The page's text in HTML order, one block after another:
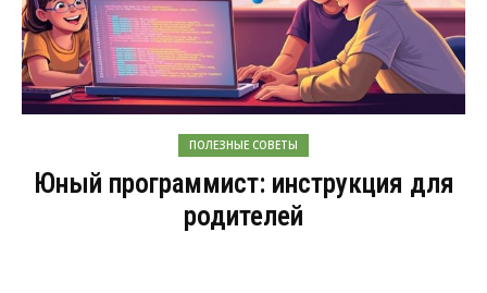
ПОЛЕЗНЫЕ СОВЕТЫ
Юный программист: инструкция для
родителей